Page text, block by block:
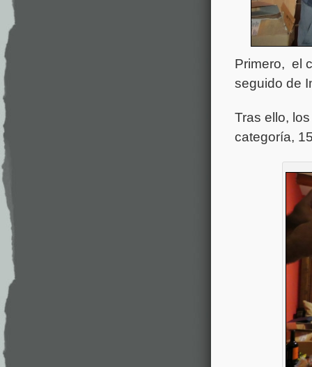
Primero, el
seguido de
Tras ello,
categoría,